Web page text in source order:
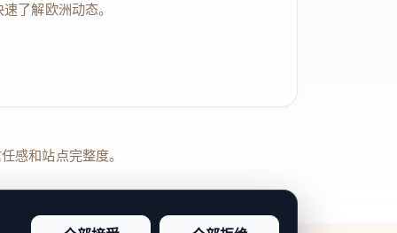
了解欧洲动态。
感和站点完整度。